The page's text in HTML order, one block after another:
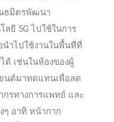
ธมิตรพัฒนา
ยี 5G ไปใช้ในการ
ำไปใช้งานในพื้นที่ที่
ด้ เช่นในห้องของผู้
นต์มาทดแทนเพื่อลด
กรทางการแพทย์ และ
ๆ อาทิ หน้ากาก